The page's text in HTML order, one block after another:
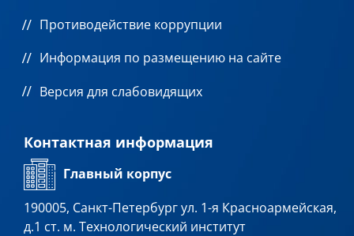
Противодействие коррупции
Информация по размещению на сайте
Версия для слабовидящих
Контактная информация
Главный корпус
190005, Санкт-Петербург ул. 1-я Красноармейская,
д.1 ст. м. Технологический институт